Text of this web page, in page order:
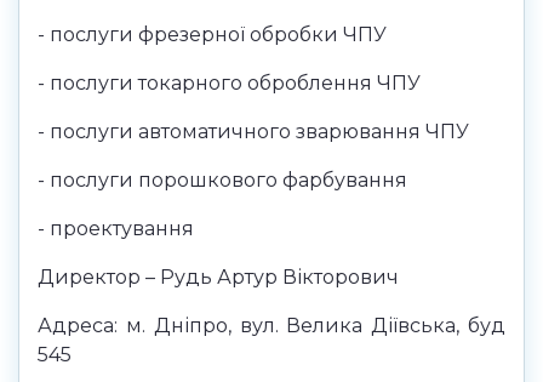
- послуги фрезерної обробки ЧПУ
- послуги токарного оброблення ЧПУ
- послуги автоматичного зварювання ЧПУ
- послуги порошкового фарбування
- проектування
Директор – Рудь Артур Вікторович
Адреса: м. Дніпро, вул. Велика Діївська, буд
545